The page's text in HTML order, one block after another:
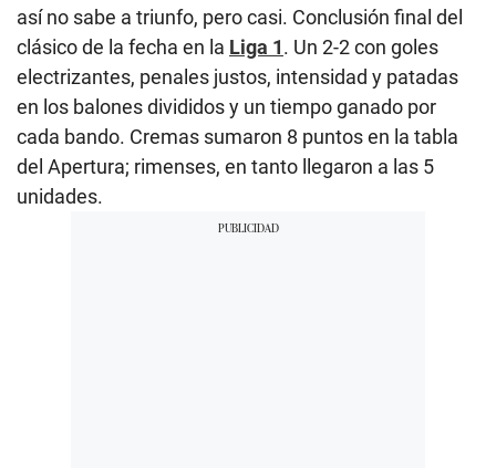
así no sabe a triunfo, pero casi. Conclusión final del
clásico de la fecha en la Liga 1. Un 2-2 con goles
electrizantes, penales justos, intensidad y patadas
en los balones divididos y un tiempo ganado por
cada bando. Cremas sumaron 8 puntos en la tabla
del Apertura; rimenses, en tanto llegaron a las 5
unidades.